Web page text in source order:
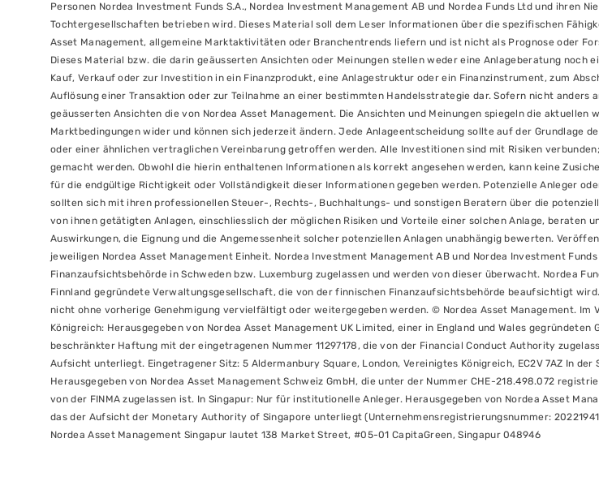
Personen Nordea Investment Funds S.A., Nordea Investment Management AB und Nordea Funds Ltd und ihren
Tochtergesellschaften betrieben wird. Dieses Material soll dem Leser Informationen über die spezifischen
Asset Management, allgemeine Marktaktivitäten oder Branchentrends liefern und ist nicht als Prognose oder
Dieses Material bzw. die darin geäusserten Ansichten oder Meinungen stellen weder eine Anlageberatung noch
Kauf, Verkauf oder zur Investition in ein Finanzprodukt, eine Anlagestruktur oder ein Finanzinstrument, zum
Auflösung einer Transaktion oder zur Teilnahme an einer bestimmten Handelsstrategie dar. Sofern nicht anders
geäusserten Ansichten die von Nordea Asset Management. Die Ansichten und Meinungen spiegeln die aktuellen
Marktbedingungen wider und können sich jederzeit ändern. Jede Anlageentscheidung sollte auf der Grundlage
oder einer ähnlichen vertraglichen Vereinbarung getroffen werden. Alle Investitionen sind mit Risiken
gemacht werden. Obwohl die hierin enthaltenen Informationen als korrekt angesehen werden, kann keine
für die endgültige Richtigkeit oder Vollständigkeit dieser Informationen gegeben werden. Potenzielle Anleger
sollten sich mit ihren professionellen Steuer-, Rechts-, Buchhaltungs- und sonstigen Beratern über die
von ihnen getätigten Anlagen, einschliesslich der möglichen Risiken und Vorteile einer solchen Anlage, beraten
Auswirkungen, die Eignung und die Angemessenheit solcher potenziellen Anlagen unabhängig bewerten.
jeweiligen Nordea Asset Management Einheit. Nordea Investment Management AB und Nordea Investment Funds
Finanzaufsichtsbehörde in Schweden bzw. Luxemburg zugelassen und werden von dieser überwacht. Nordea
Finnland gegründete Verwaltungsgesellschaft, die von der finnischen Finanzaufsichtsbehörde beaufsichtigt
nicht ohne vorherige Genehmigung vervielfältigt oder weitergegeben werden. © Nordea Asset Management. Im
Königreich: Herausgegeben von Nordea Asset Management UK Limited, einer in England und Wales gegründeten
beschränkter Haftung mit der eingetragenen Nummer 11297178, die von der Financial Conduct Authority
Aufsicht unterliegt. Eingetragener Sitz: 5 Aldermanbury Square, London, Vereinigtes Königreich, EC2V 7AZ In der
Herausgegeben von Nordea Asset Management Schweiz GmbH, die unter der Nummer CHE-218.498.072
von der FINMA zugelassen ist. In Singapur: Nur für institutionelle Anleger. Herausgegeben von Nordea Asset
das der Aufsicht der Monetary Authority of Singapore unterliegt (Unternehmensregistrierungsnummer:
Nordea Asset Management Singapur lautet 138 Market Street, #05-01 CapitaGreen, Singapur 048946